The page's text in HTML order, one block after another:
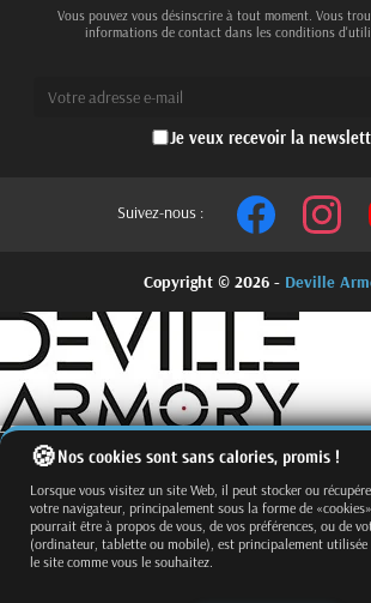
Vous pouvez vous désinscrire à tout moment. Vous
informations de contact dans les conditions
Je veux recevoir la
Suivez-nous :
Copyright © 2026 - Deville
Fermer
Nos cookies sont sans calories, promis !
Lorsque vous visitez un site Web, il peut stocker ou
votre navigateur, principalement sous la forme de
pourrait être à propos de vous, de vos préférences, ou de
(ordinateur, tablette ou mobile), est principalement
le site comme vous le souhaitez.